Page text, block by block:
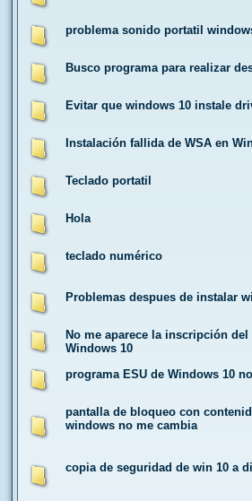
problema sonido portatil
Busco programa para realizar
Evitar que windows 10 instale
Instalación fallida de WSA en
Teclado portatil
Hola
teclado numérico
Problemas despues de instalar
No me aparece la inscripción
Windows 10
programa ESU de Windows 10
pantalla de bloqueo con
windows no me cambia
copia de seguridad de win 10 a